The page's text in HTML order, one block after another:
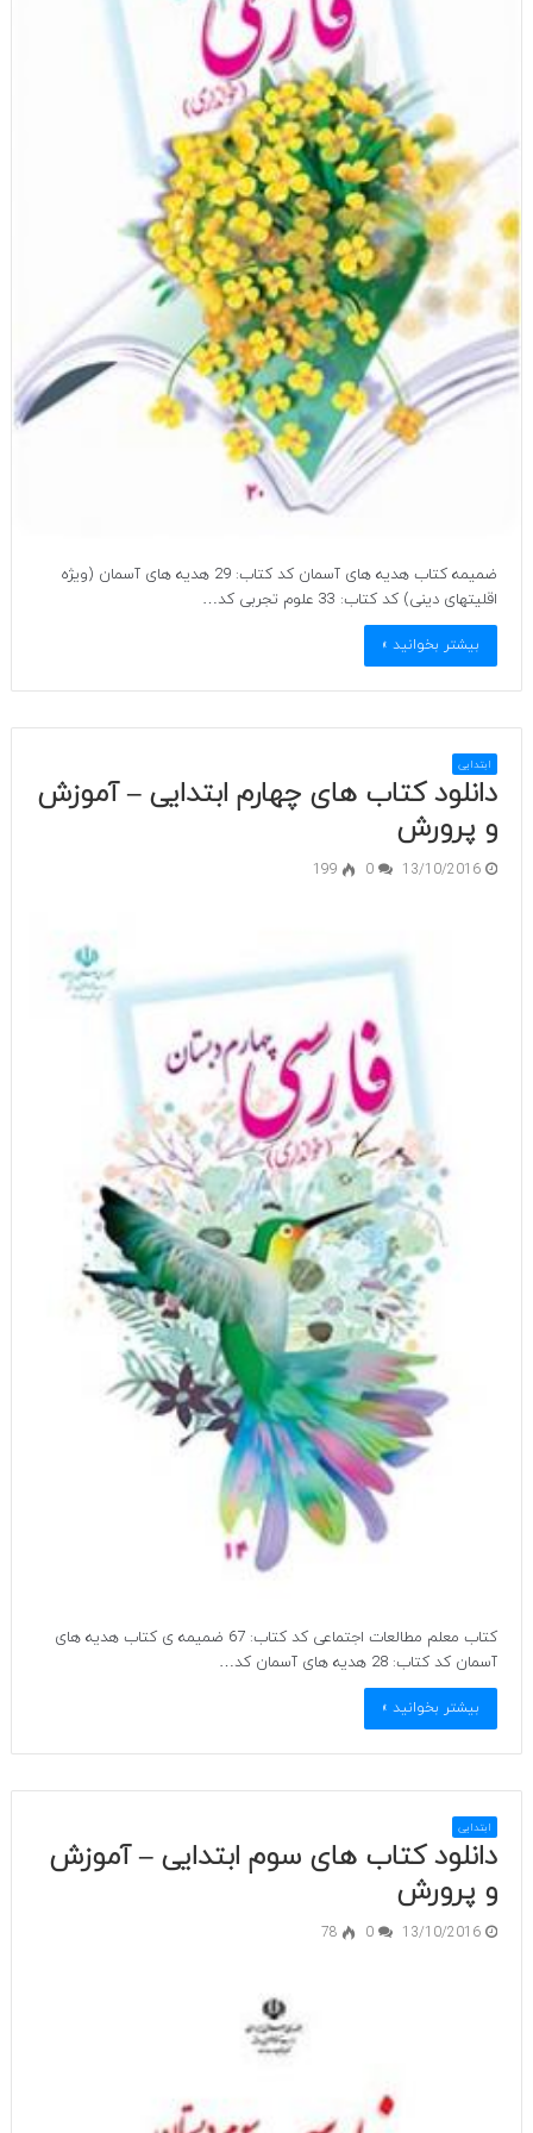
ضمیمه کتاب هدیه های آسمان کد کتاب: 29 هدیه های آسمان (ویژه
اقلیتهای دینی) کد کتاب: 33 علوم تجربی کد…
بیشتر بخوانید »
ابتدایی
دانلود کتاب های چهارم ابتدایی – آموزش
و پرورش
13/10/2016
0
199
کتاب معلم مطالعات اجتماعی کد کتاب: 67 ضمیمه ی کتاب هدیه های
آسمان کد کتاب: 28 هدیه های آسمان کد…
بیشتر بخوانید »
ابتدایی
دانلود کتاب های سوم ابتدایی – آموزش
و پرورش
13/10/2016
0
78